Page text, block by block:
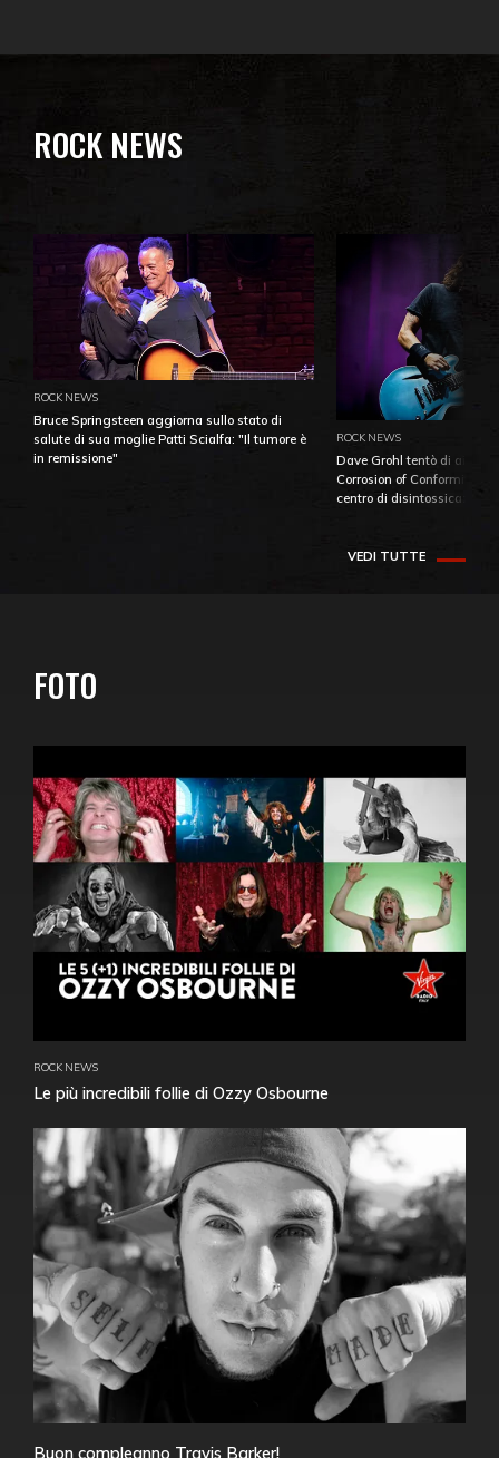
ROCK NEWS
ROCK NEWS
Bruce Springsteen aggiorna sullo stato di
salute di sua moglie Patti Scialfa: "Il tumore è
in remissione"
ROCK NEWS
Dave Grohl tentò di
Corrosion of Conformity
centro di
VEDI TUTTE
FOTO
ROCK NEWS
Le più incredibili follie di Ozzy Osbourne
Buon compleanno Travis Barker!